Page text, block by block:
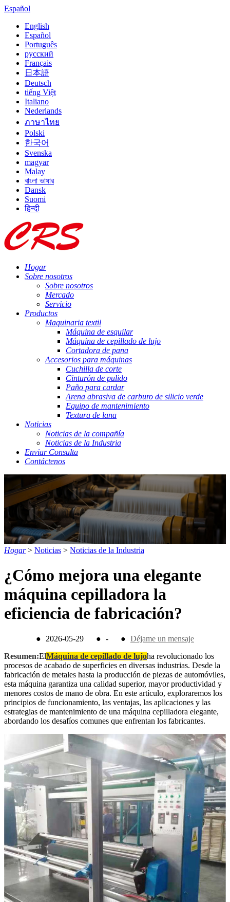
Español
English
Español
Português
русский
Français
日本語
Deutsch
tiếng Việt
Italiano
Nederlands
ภาษาไทย
Polski
한국어
Svenska
magyar
Malay
বাংলা ভাষার
Dansk
Suomi
हिन्दी
Hogar
Sobre nosotros
Sobre nosotros
Mercado
Servicio
Productos
Maquinaria textil
Máquina de esquilar
Máquina de cepillado de lujo
Cortadora de pana
Accesorios para máquinas
Cuchilla de corte
Cinturón de pulido
Paño para cardar
Arena abrasiva de carburo de silicio verde
Equipo de mantenimiento
Textura de lana
Noticias
Noticias de la compañía
Noticias de la Industria
Enviar Consulta
Contáctenos
Hogar > Noticias > Noticias de la Industria
¿Cómo mejora una elegante
máquina cepilladora la
eficiencia de fabricación?
● 2026-05-29 ● - ● Déjame un mensaje
Resumen:ElMáquina de cepillado de lujoha revolucionado los
procesos de acabado de superficies en diversas industrias. Desde la
fabricación de metales hasta la producción de piezas de automóviles,
esta máquina garantiza una calidad superior, mayor productividad y
menores costos de mano de obra. En este artículo, exploraremos los
principios de funcionamiento, las ventajas, las aplicaciones y las
estrategias de mantenimiento de una máquina cepilladora elegante,
abordando los desafíos comunes que enfrentan los fabricantes.